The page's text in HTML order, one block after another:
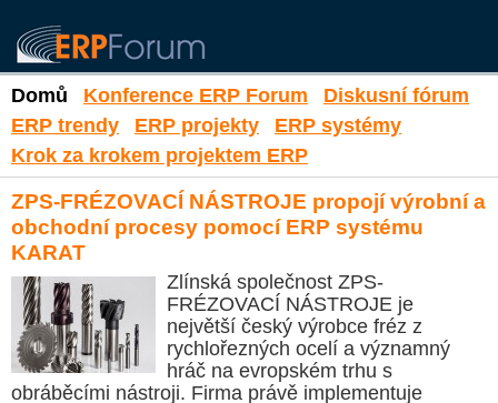
Domů Konference ERP Forum
Diskusní fórum
ERP trendy
ERP projekty
ERP systémy
Krok za krokem projektem ERP
ZPS-FRÉZOVACÍ NÁSTROJE propojí výrobní a
obchodní procesy pomocí ERP systému
KARAT
Zlínská společnost ZPS-
FRÉZOVACÍ NÁSTROJE je
největší český výrobce fréz z
rychlořezných ocelí a významný
hráč na evropském trhu s
obráběcími nástroji. Firma právě implementuje